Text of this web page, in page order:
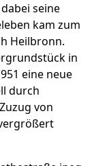
seine
kam zum
Heilbronn.
in
eine neue
durch
von